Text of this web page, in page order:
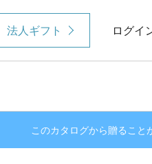
法人ギフト ログイ
このカタログから贈ること